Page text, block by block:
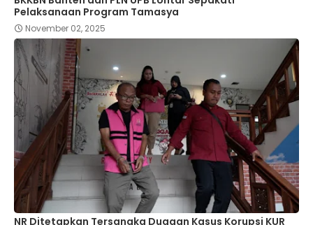
Pelaksanaan Program Tamasya
November 02, 2025
NR Ditetapkan Tersangka Dugaan Kasus Korupsi KUR